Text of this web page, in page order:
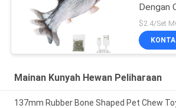
Dengan
$2.4/Set
Mainan Kunyah Hewan Peliharaan
137mm Rubber Bone Shaped Pet Chew